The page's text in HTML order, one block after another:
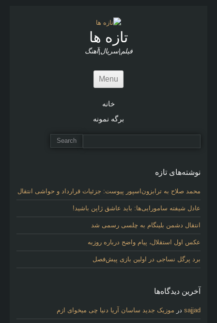
تازه ها
فیلم|سریال|آهنگ
Menu
خانه
برگه نمونه
نوشته‌های تازه
محمد صلاح به ترابزون‌اسپور پیوست: جزئیات قرارداد و حواشی انتقال
عادل شیفته سامورایی‌ها: باید عاشق ژاپن باشید!
انتقال دشمن بلینگام به چلسی رسمی شد
عکس اول استقلال، پیام واضح درباره روزبه
برد پرگل نساجی در اولین بازی پیش‌فصل
آخرین دیدگاه‌ها
sajjad در موزیک جدید ساسان آریا دنیا چی میخوای ازم